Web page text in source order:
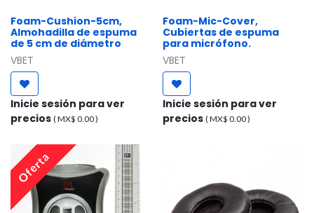
Foam-Cushion-5cm,
Almohadilla de espuma
de 5 cm de diámetro
VBET
Inicie sesión para ver
precios ( MX$ 0.00)
Foam-Mic-Cover,
Cubiertas de espuma
para micrófono.
VBET
Inicie sesión para ver
precios ( MX$ 0.00)
Oferta